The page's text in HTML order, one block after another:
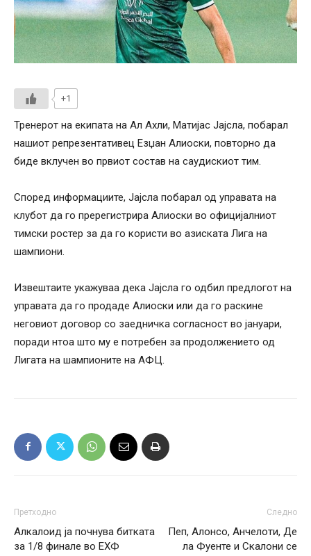
+1
Тренерот на екипата на Ал Ахли, Матијас Јајсла, побарал
нашиот репрезентативец Езџан Алиоски, повторно да
биде вклучен во првиот состав на саудискиот тим.
Според информациите, Јајсла побарал од управата на
клубот да го пререгистрира Алиоски во официјалниот
тимски ростер за да го користи во азиската Лига на
шампиони.
Извештаите укажуваа дека Јајсла го одбил предлогот на
управата да го продаде Алиоски или да го раскине
неговиот договор со заедничка согласност во јануари,
поради нтоа што му е потребен за продолжението од
Лигата на шампионите на АФЦ.
Претходно
Алкалоид ја почнува битката
за 1/8 финале во ЕХФ
Следно
Пеп, Алонсо, Анчелоти, Де
ла Фуенте и Скалони се